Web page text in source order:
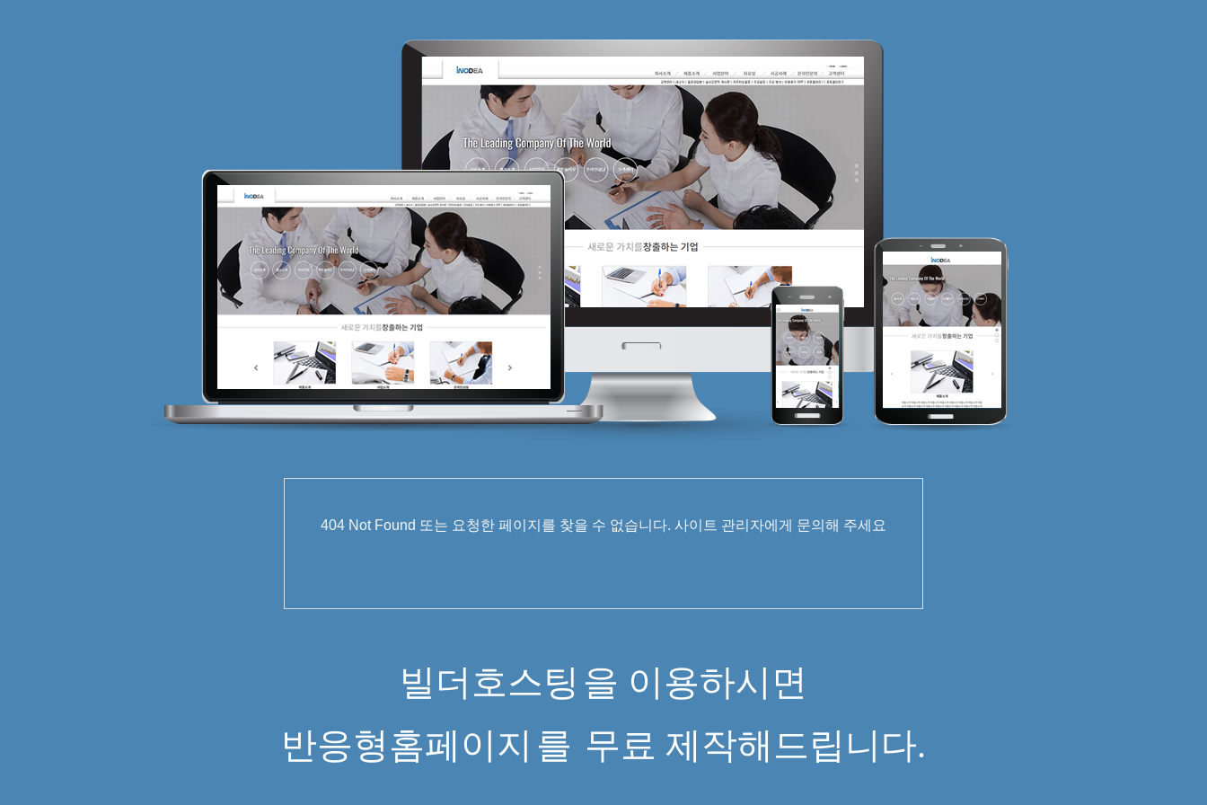
404 Not Found 또는 요청한 페이지를 찾을 수 없습니다. 사이트 관리자에게 문의해 주세요
빌더호스팅 을 이용하시면
반응형홈페이지 를 무료 제작해드립니다.